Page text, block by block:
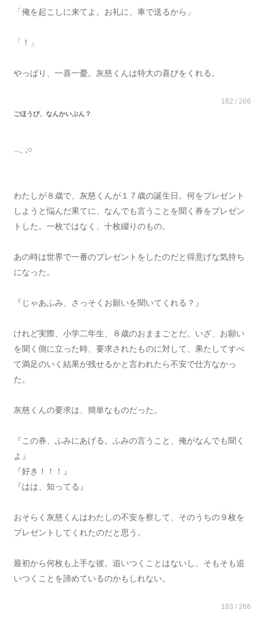
「俺を起こしに来てよ。お礼に、車で送るから」
「！」
やっぱり、一喜一憂。灰慈くんは特大の喜びをくれる。
182 / 266
ごほうび、なんかいぶん？
‪𓂃 𓈒𓏸
わたしが８歳で、灰慈くんが１７歳の誕生日。何をプレゼント
しようと悩んだ果てに、なんでも言うことを聞く券をプレゼン
トした。一枚ではなく、十枚綴りのもの。
あの時は世界で一番のプレゼントをしたのだと得意げな気持ち
になった。
『じゃあふみ、さっそくお願いを聞いてくれる？』
けれど実際、小学二年生、８歳のおままごとだ。いざ、お願い
を聞く側に立った時、要求されたものに対して、果たしてすべ
て満足のいく結果が残せるかと言われたら不安で仕方なかっ
た。
灰慈くんの要求は、簡単なものだった。
『この券、ふみにあげる。ふみの言うこと、俺がなんでも聞く
よ』
『好き！！！』
『はは、知ってる』
おそらく灰慈くんはわたしの不安を察して、そのうちの９枚を
プレゼントしてくれたのだと思う。
最初から何枚も上手な彼。追いつくことはないし、そもそも追
いつくことを諦めているのかもしれない。
183 / 266